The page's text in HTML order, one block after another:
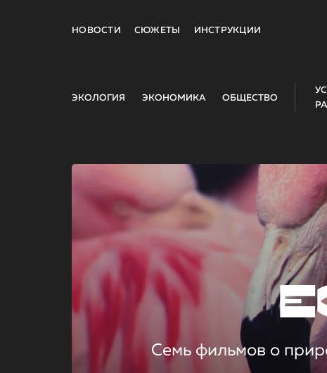
НОВОСТИ СЮЖЕТЫ ИНСТРУКЦИИ
ЭКОЛОГИЯ ЭКОНОМИКА ОБЩЕСТВО
Семь фильмов о